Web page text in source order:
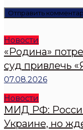
Новости
«Родина»
суд привлечь
07.08.2026
Новости
МИД РФ:
Украине, но